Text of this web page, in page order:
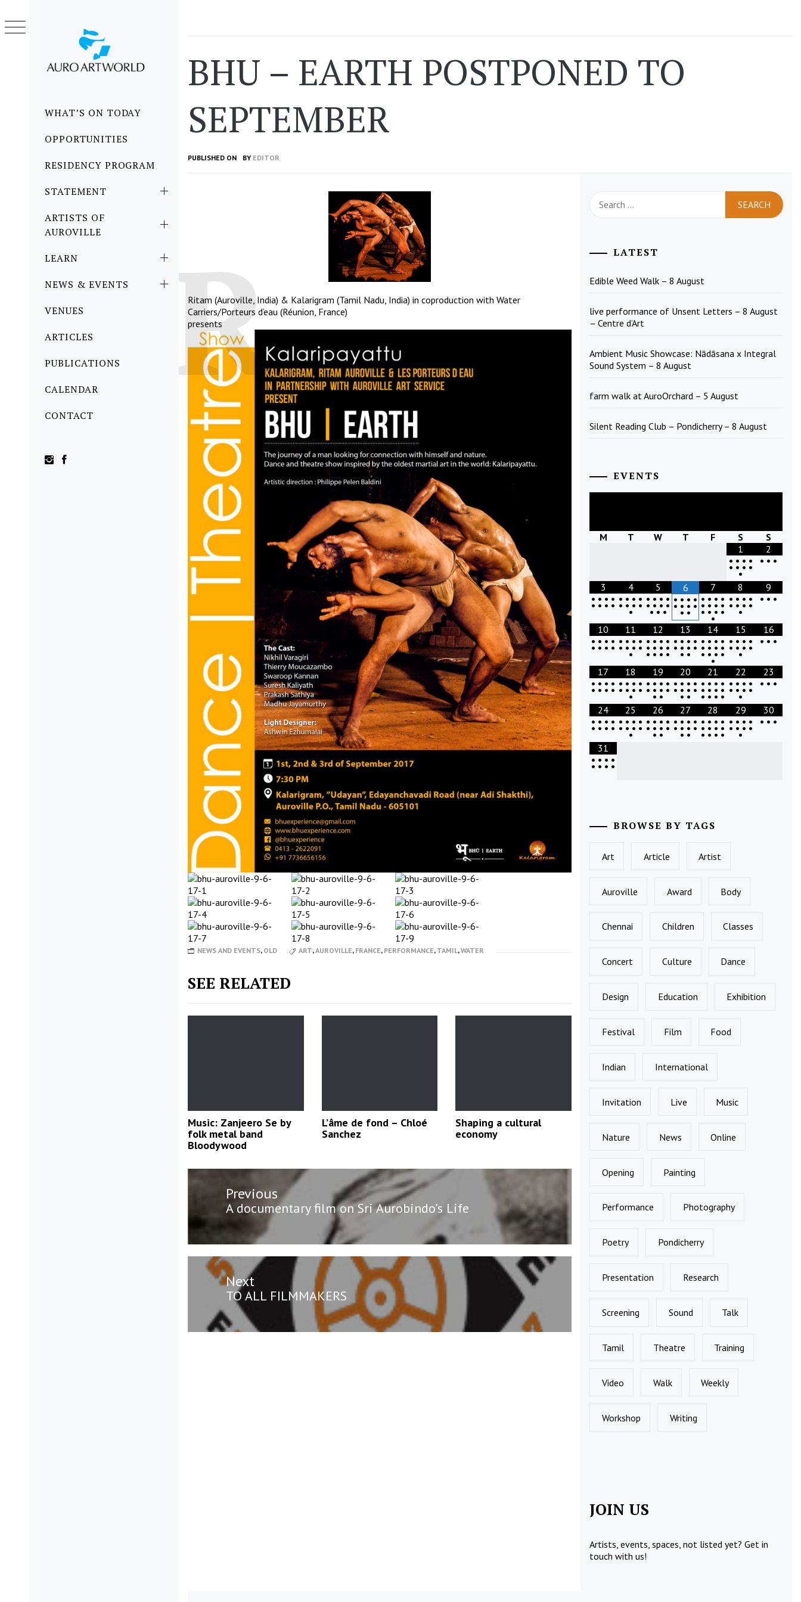
MenuWHAT’S ON TODAY
OPPORTUNITIES
RESIDENCY PROGRAM
STATEMENT
ARTISTS OF
AUROVILLE
LEARN
NEWS & EVENTS
VENUES
ARTICLES
PUBLICATIONS
CALENDAR
CONTACT
content
BHU – EARTH POSTPONED TO
SEPTEMBER
PUBLISHED ON BY EDITOR
Ritam (Auroville, India) & Kalarigram (Tamil Nadu, India) in coproduction with Water
Carriers/Porteurs d’eau (Réunion, France)
presents
NEWS AND EVENTS, OLD ART,AUROVILLE, FRANCE, PERFORMANCE, TAMIL,WATER
SEE RELATED
Music: Zanjeero Se by
folk metal band
Bloodywood
L’âme de fond – Chloé
Sanchez
Shaping a cultural
economy
Post
navigation
Previous
Previous
post:
A documentary film on Sri Aurobindo’s Life
Next
Next
post:
TO ALL FILMMAKERS
for:
LATEST
Edible Weed Walk – 8 August
live performance of Unsent Letters – 8 August
– Centre d’Art
Ambient Music Showcase: Nādāsana x Integral
Sound System – 8 August
farm walk at AuroOrchard – 5 August
Silent Reading Club – Pondicherry – 8 August
EVENTS
M T W T F S
S
1
• • • •
• • • •
•
2
• • •
3
• • • •
• • • •
4
• • • •
• • • •
•
5
• • • •
• • • •
• • •
6
• • • •
• • • •
• •
7
• • • •
• • • •
• • • •
•
8
• • • •
• • • •
•
9
• • •
10
• • • •
• • • •
11
• • • •
• • • •
•
12
• • • •
• • • •
• • • •
13
• • • •
• • • •
• •
14
• • • •
• • • •
• • • •
•
15
• • • •
• • • •
•
16
• • •
17
• • • •
• • • •
18
• • • •
• • • •
•
19
• • • •
• • • •
• •
20
• • • •
• • • •
• •
21
• • • •
• • • •
• • • •
22
• • • •
• • • •
•
23
• • •
24
• • • •
• • • •
25
• • • •
• • • •
•
26
• • • •
• • • •
• •
27
• • • •
• • • •
• •
28
• • • •
• • • •
• • • •
29
• • • •
• • • •
•
30
• • •
31
• • • •
• • • •
BROWSE BY TAGS
Art Article Artist
Auroville Award Body
Chennai Children Classes
Concert Culture Dance
Design Education Exhibition
Festival Film Food
Indian International
Invitation Live Music
Nature News Online
Opening Painting
Performance Photography
Poetry Pondicherry
Presentation Research
Screening Sound Talk
Tamil Theatre Training
Video Walk Weekly
Workshop Writing
JOIN US
Artists, events, spaces, not listed yet?Get in
touch with us!